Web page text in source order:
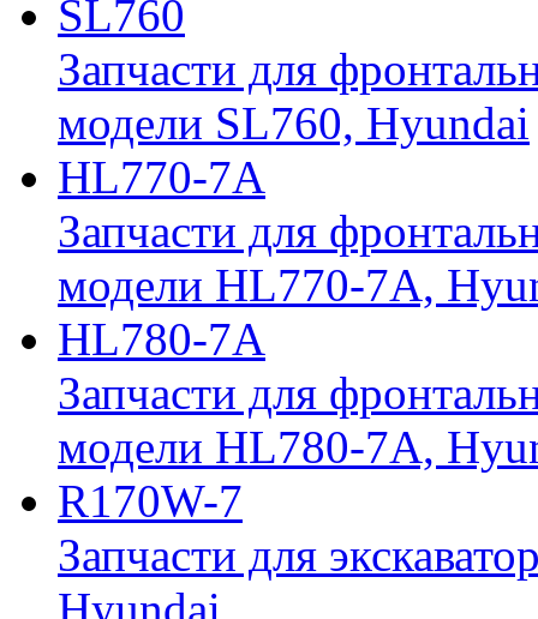
SL760
Запчасти для
модели SL760, Hyundai
HL770-7A
Запчасти для
модели HL770-7A,
HL780-7A
Запчасти для
модели HL780-7A,
R170W-7
Запчасти для